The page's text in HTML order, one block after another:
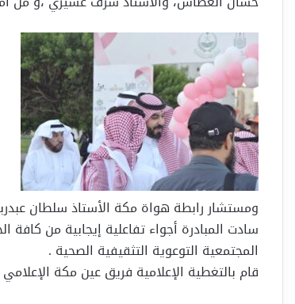
ومستشار رابطة هواة مكة الأستاذ سلطان
سادت المبادرة أجواء تفاعلية إيجابية من
المجتمعية التوعوية التثقيفية الصحية .
قام بالتغطية الإعلامية فريق عين مكة